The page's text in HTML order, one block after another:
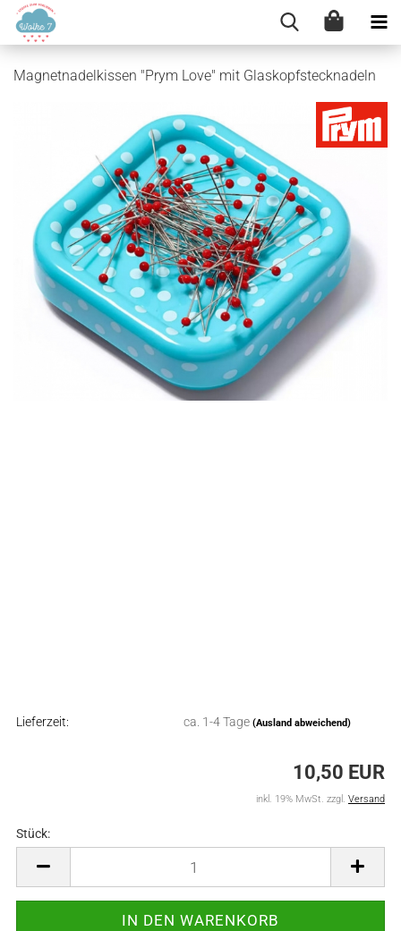
Magnetnadelkissen "Prym Love" mit Glaskopfstecknadeln
Lieferzeit: ca. 1-4 Tage (Ausland abweichend)
10,50 EUR
inkl. 19% MwSt. zzgl. Versand
Stück: